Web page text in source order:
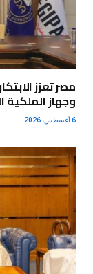
مصر تعزز
وجهاز الملكية
6 أغسطس، 2026